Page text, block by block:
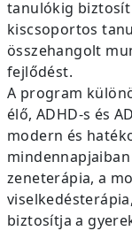
tanulókig
kiscsoportos
összehangolt
fejlődést.
A program
élő, ADHD-s és
modern és
zeneterápia, a
biztosítja a